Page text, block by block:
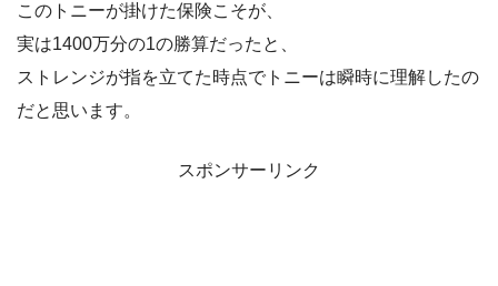
このトニーが掛けた保険こそが、
実は1400万分の1の勝算だったと、
ストレンジが指を立てた時点でトニーは瞬時に理解したの
だと思います。
スポンサーリンク